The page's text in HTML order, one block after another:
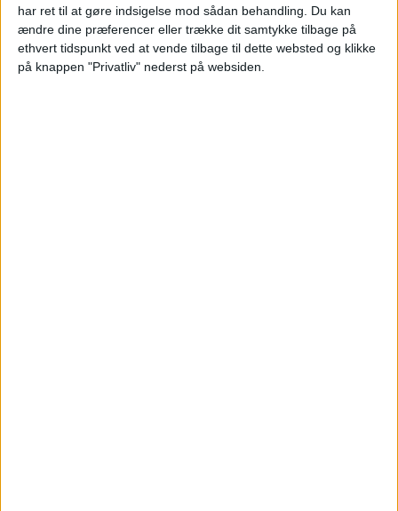
har ret til at gøre indsigelse mod sådan behandling.
Du kan
ændre dine præferencer eller trække dit samtykke tilbage på
ethvert tidspunkt ved at vende tilbage til dette websted og klikke
på knappen "Privatliv" nederst på websiden.